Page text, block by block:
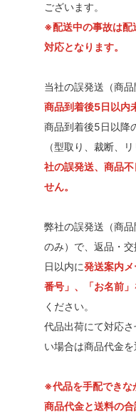
ございます。
※配送中の事故は配
対応となります。
当社の誤発送（商
商品到着後5日以内
商品到着後5日以降
（型取り、裁断、
社の誤発送、商品
せん。
弊社の誤発送（商
のみ）で、返品・
日以内に発送案内
番号」、「お名前
ください。
代品出荷にて対応
い場合は商品代金を
※代品を手配できな
商品代金と送料の合